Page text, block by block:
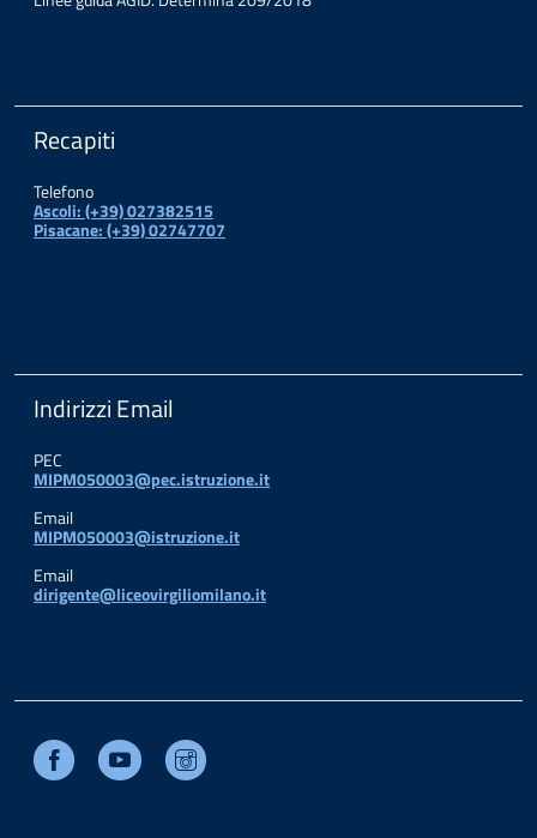
Recapiti
Telefono
Ascoli: (+39) 027382515
Pisacane: (+39) 02747707
Indirizzi Email
PEC
MIPM050003@pec.istruzione.it
Email
MIPM050003@istruzione.it
Email
dirigente@liceovirgiliomilano.it
Facebook Youtube